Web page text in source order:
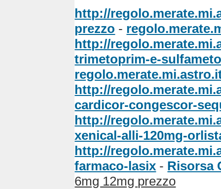
http://
prezzo -
http://
trimetoprim-e-
http://
cardicor-congescor-
http://
xenical-alli-120mg-
http://
farmaco-lasix - Risorsa
6mg 12mg prezzo